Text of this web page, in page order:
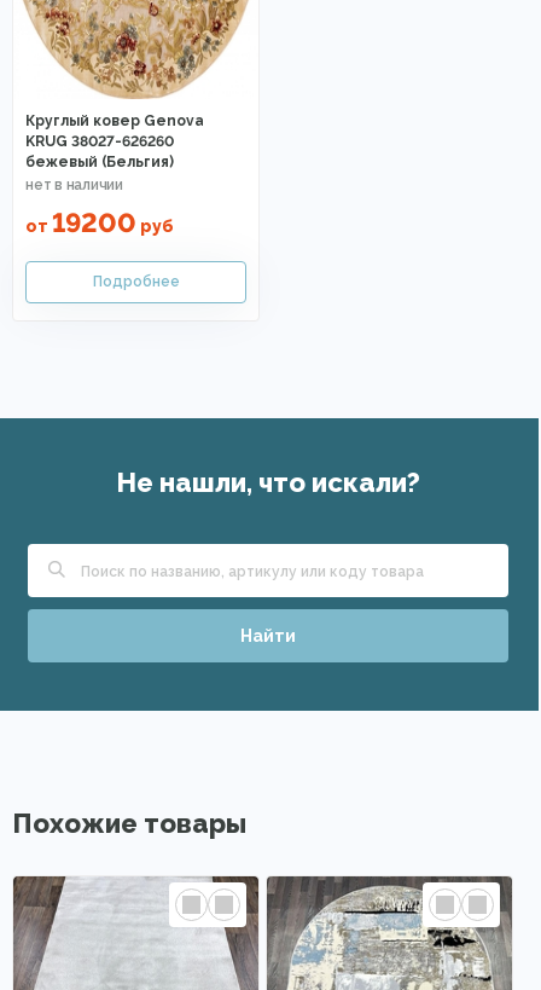
Круглый ковер Genova
KRUG 38027-626260
бежевый (Бельгия)
от 19200 руб
Не нашли, что искали?
Найти
Похожие товары